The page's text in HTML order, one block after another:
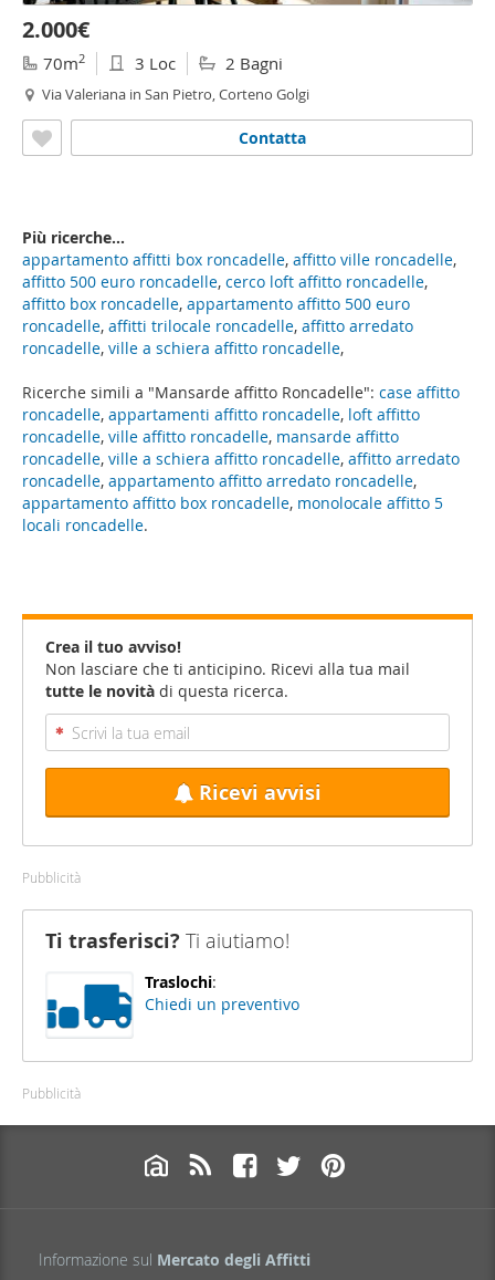
Ricerche simili a "Mansarde affitto Roncadelle": case affitto
roncadelle, appartamenti affitto roncadelle, loft affitto
roncadelle, ville affitto roncadelle, mansarde affitto
roncadelle, ville a schiera affitto roncadelle, affitto arredato
roncadelle, appartamento affitto arredato roncadelle,
appartamento affitto box roncadelle, monolocale affitto 5
locali roncadelle.
2.000€
70m2 3 Loc 2 Bagni
Via Valeriana in San Pietro, Corteno Golgi
Contatta
Più ricerche...
appartamento affitti box roncadelle, affitto ville roncadelle,
affitto 500 euro roncadelle, cerco loft affitto roncadelle,
affitto box roncadelle, appartamento affitto 500 euro
roncadelle, affitti trilocale roncadelle, affitto arredato
roncadelle, ville a schiera affitto roncadelle,
Crea il tuo avviso!
Non lasciare che ti anticipino. Ricevi alla tua mail
tutte le novità di questa ricerca.
Ricevi avvisi
Pubblicità
Ti trasferisci? Ti aiutiamo!
Traslochi:
Chiedi un preventivo
Pubblicità
Informazione sul Mercato degli Affitti